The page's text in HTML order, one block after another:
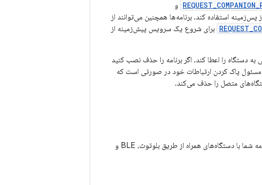
و
پس‌زمینه استفاده کند. برنامه‌ها همچنین می‌توانند از
برای شروع یک سرویس پیش‌زمینه از
دستگاه را اعطا کند. اگر برنامه را حذف نصب کنید
مسئول پاک کردن ارتباطات خود در صورتی است که
متصل را حذف می‌کند.
برای جفت کردن برنامه شما با دستگاه‌های همراه از طریق بلوتوث، BLE و